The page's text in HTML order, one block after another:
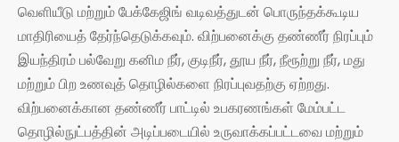
வெளியீடு மற்றும் பேக்கேஜிங் வடிவத்துடன் பொருந்தக்கூடிய
மாதிரியைத் தேர்ந்தெடுக்கவும். விற்பனைக்கு தண்ணீர் நிரப்பும்
இயந்திரம் பல்வேறு கனிம நீர், குடிநீர், தூய நீர், நீரூற்று நீர், மது
மற்றும் பிற உணவுத் தொழில்களை நிரப்புவதற்கு ஏற்றது.
விற்பனைக்கான தண்ணீர் பாட்டில் உபகரணங்கள் மேம்பட்ட
தொழில்நுட்பத்தின் அடிப்படையில் உருவாக்கப்பட்டவை மற்றும்